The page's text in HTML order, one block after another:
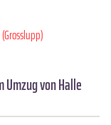
von Halle